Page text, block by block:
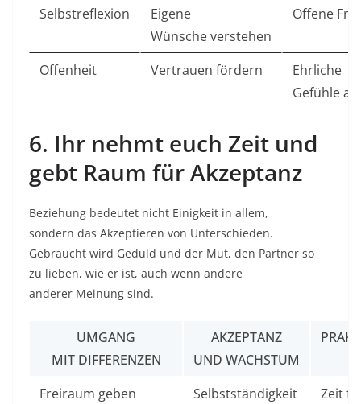
Selbstreflexion
Eigene
Wünsche verstehen
Offene
Offenheit Vertrauen fördern
Ehrliche
Gefühle
6. Ihr nehmt euch Zeit und
gebt Raum für Akzeptanz
Beziehung bedeutet nicht Einigkeit in allem,
sondern das Akzeptieren von Unterschieden.
Gebraucht wird Geduld und der Mut, den Partner so
zu lieben, wie er ist, auch wenn andere
anderer Meinung sind.
UMGANG
MIT DIFFERENZEN
AKZEPTANZ
UND WACHSTUM
Freiraum geben
Selbstständigkeit
Zeit